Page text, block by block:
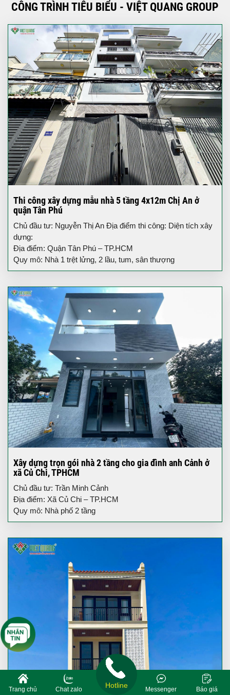
CÔNG TRÌNH TIÊU BIỂU - VIỆT QUANG GROUP
Thi công xây dựng mẫu nhà 5 tầng 4x12m Chị An ở
quận Tân Phú
Chủ đầu tư: Nguyễn Thị An Địa điểm thi công: Diện tích xây
dựng:
Địa điểm: Quận Tân Phú – TP.HCM
Quy mô: Nhà 1 trệt lửng, 2 lầu, tum, sân thượng
Xây dựng trọn gói nhà 2 tầng cho gia đình anh Cảnh ở
xã Củ Chi, TPHCM
Chủ đầu tư: Trần Minh Cảnh
Địa điểm: Xã Củ Chi – TP.HCM
Quy mô: Nhà phố 2 tầng
Trang chủ Chat zalo Báo giá
Messenger
Hotline